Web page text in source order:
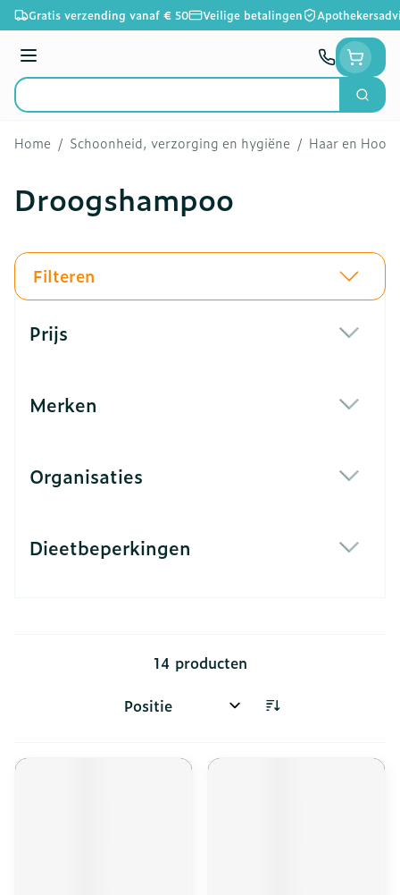
Ga naar de inhoud
Gratis verzending vanaf € 50 Veilige betalingen
Menu
Product, merk, categorie...
Zoek
Home / Schoonheid, verzorging en hygiëne / Haar en Hoofd
Droogshampoo
Filteren
Prijs
Merken
Organisaties
Dieetbeperkingen
14 producten
Sorteer op: